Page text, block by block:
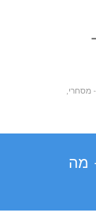
מסחרי,
מה